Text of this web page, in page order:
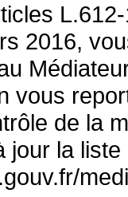
2016,
vous
de la
jour la